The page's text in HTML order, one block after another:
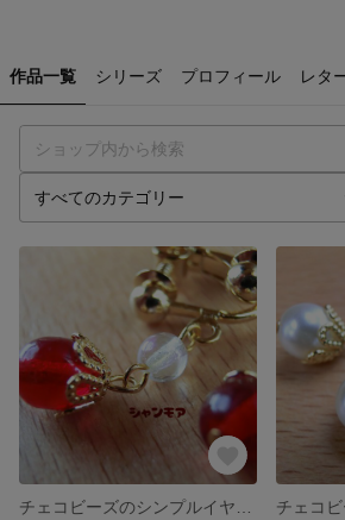
作品一覧 シリーズ プロフィール レタ